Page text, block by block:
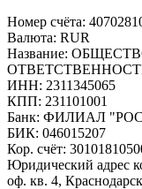
Номер счёта:
Валюта: RUR
Название:
ИНН: 2311345065
КПП: 231101001
Банк: ФИЛИАЛ
БИК: 046015207
Кор. счёт:
Юридический адрес
оф. кв. 4,